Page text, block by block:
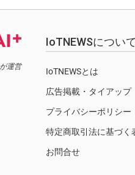
が運営
IoTNEWSについて
IoTNEWSとは
広告掲載・タイアップ
プライバシーポリシー
特定商取引法に基づく
お問合せ